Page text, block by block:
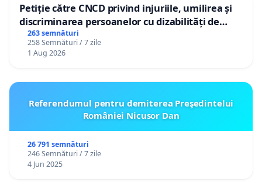
Petiție către CNCD privind injuriile, umilirea și
discriminarea persoanelor cu dizabilități de
către utilizatorul TikTok „Gorici”
263 semnături
258 Semnături / 7 zile
1 Aug 2026
Referendumul pentru demiterea Preşedintelui
României Nicusor Dan
26 791 semnături
246 Semnături / 7 zile
4 Jun 2025